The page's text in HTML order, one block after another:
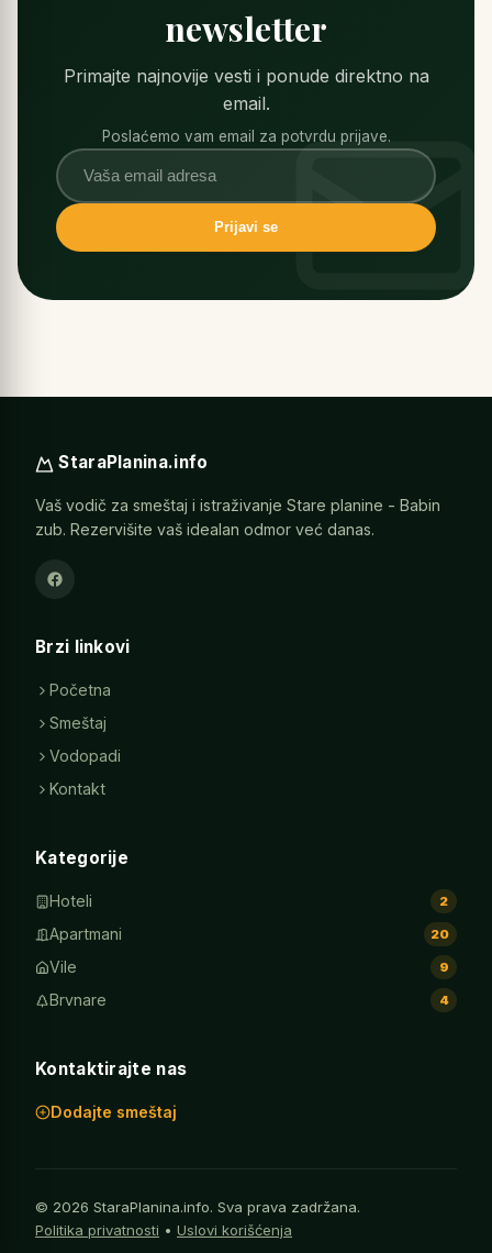
newsletter
Primajte najnovije vesti i ponude direktno na
email.
Poslaćemo vam email za potvrdu prijave.
Prijavi se
StaraPlanina.info
Vaš vodič za smeštaj i istraživanje Stare planine - Babin
zub. Rezervišite vaš idealan odmor već danas.
Brzi linkovi
Početna
Smeštaj
Vodopadi
Kontakt
Kategorije
Hoteli 2
Apartmani 20
Vile 9
Brvnare 4
Kontaktirajte nas
Dodajte smeštaj
© 2026 StaraPlanina.info. Sva prava zadržana.
Politika privatnosti • Uslovi korišćenja